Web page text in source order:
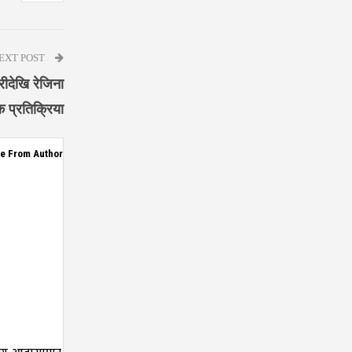
POST
रेजिना
From Author